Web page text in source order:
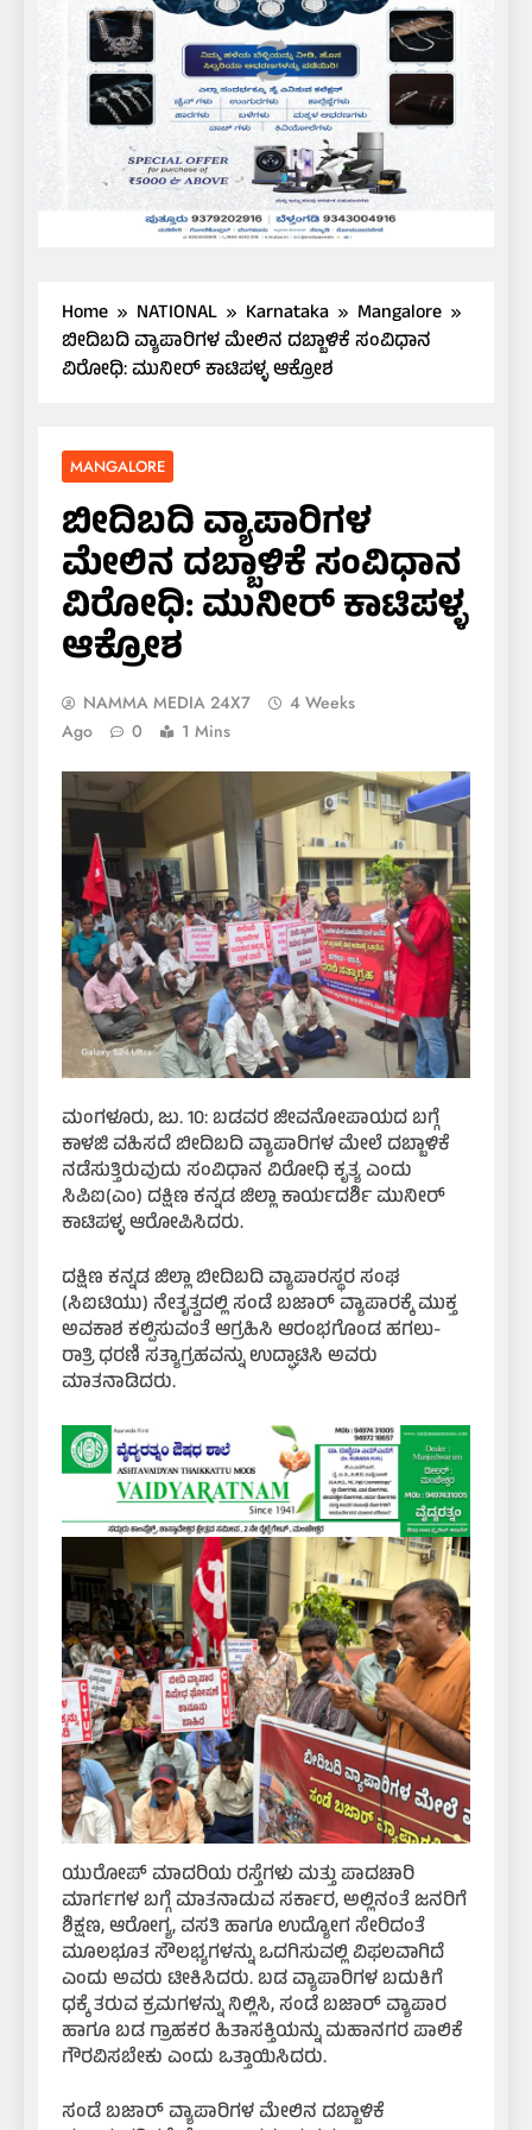
Home NATIONAL Karnataka
Mangalore
ಬೀದಿಬದಿ ವ್ಯಾಪಾರಿಗಳ ಮೇಲಿನ ದಬ್ಬಾಳಿಕೆ ಸಂವಿಧಾನ
ವಿರೋಧಿ: ಮುನೀರ್ ಕಾಟಿಪಳ್ಳ ಆಕ್ರೋಶ
MANGALORE
ಬೀದಿಬದಿ ವ್ಯಾಪಾರಿಗಳ
ಮೇಲಿನ ದಬ್ಬಾಳಿಕೆ ಸಂವಿಧಾನ
ವಿರೋಧಿ: ಮುನೀರ್ ಕಾಟಿಪಳ್ಳ
ಆಕ್ರೋಶ
NAMMA MEDIA 24X7
4 Weeks
Ago
0 1 Mins
ಮಂಗಳೂರು, ಜು. 10: ಬಡವರ ಜೀವನೋಪಾಯದ ಬಗ್ಗೆ
ಕಾಳಜಿ ವಹಿಸದೆ ಬೀದಿಬದಿ ವ್ಯಾಪಾರಿಗಳ ಮೇಲೆ ದಬ್ಬಾಳಿಕೆ
ನಡೆಸುತ್ತಿರುವುದು ಸಂವಿಧಾನ ವಿರೋಧಿ ಕೃತ್ಯ ಎಂದು
ಸಿಪಿಐ(ಎಂ) ದಕ್ಷಿಣ ಕನ್ನಡ ಜಿಲ್ಲಾ ಕಾರ್ಯದರ್ಶಿ ಮುನೀರ್
ಕಾಟಿಪಳ್ಳ ಆರೋಪಿಸಿದರು.
ದಕ್ಷಿಣ ಕನ್ನಡ ಜಿಲ್ಲಾ ಬೀದಿಬದಿ ವ್ಯಾಪಾರಸ್ಥರ ಸಂಘ
(ಸಿಐಟಿಯು) ನೇತೃತ್ವದಲ್ಲಿ ಸಂಡೆ ಬಜಾರ್ ವ್ಯಾಪಾರಕ್ಕೆ ಮುಕ್ತ
ಅವಕಾಶ ಕಲ್ಪಿಸುವಂತೆ ಆಗ್ರಹಿಸಿ ಆರಂಭಗೊಂಡ ಹಗಲು-
ರಾತ್ರಿ ಧರಣಿ ಸತ್ಯಾಗ್ರಹವನ್ನು ಉದ್ಘಾಟಿಸಿ ಅವರು
ಮಾತನಾಡಿದರು.
ಯುರೋಪ್ ಮಾದರಿಯ ರಸ್ತೆಗಳು ಮತ್ತು ಪಾದಚಾರಿ
ಮಾರ್ಗಗಳ ಬಗ್ಗೆ ಮಾತನಾಡುವ ಸರ್ಕಾರ, ಅಲ್ಲಿನಂತೆ ಜನರಿಗೆ
ಶಿಕ್ಷಣ, ಆರೋಗ್ಯ, ವಸತಿ ಹಾಗೂ ಉದ್ಯೋಗ ಸೇರಿದಂತೆ
ಮೂಲಭೂತ ಸೌಲಭ್ಯಗಳನ್ನು ಒದಗಿಸುವಲ್ಲಿ ವಿಫಲವಾಗಿದೆ
ಎಂದು ಅವರು ಟೀಕಿಸಿದರು. ಬಡ ವ್ಯಾಪಾರಿಗಳ ಬದುಕಿಗೆ
ಧಕ್ಕೆ ತರುವ ಕ್ರಮಗಳನ್ನು ನಿಲ್ಲಿಸಿ, ಸಂಡೆ ಬಜಾರ್ ವ್ಯಾಪಾರ
ಹಾಗೂ ಬಡ ಗ್ರಾಹಕರ ಹಿತಾಸಕ್ತಿಯನ್ನು ಮಹಾನಗರ ಪಾಲಿಕೆ
ಗೌರವಿಸಬೇಕು ಎಂದು ಒತ್ತಾಯಿಸಿದರು.
ಸಂಡೆ ಬಜಾರ್ ವ್ಯಾಪಾರಿಗಳ ಮೇಲಿನ ದಬ್ಬಾಳಿಕೆ